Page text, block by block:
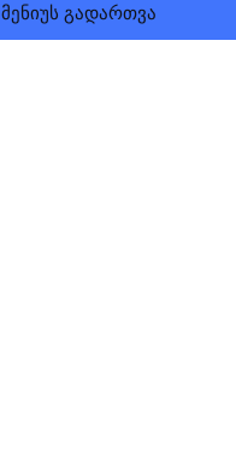
მენიუს გადართვა